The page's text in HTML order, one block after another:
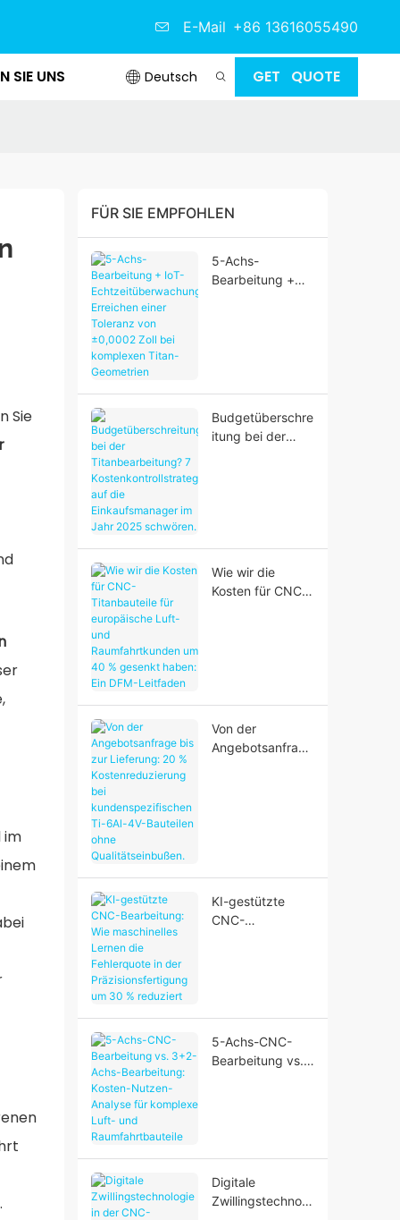
E-Mail +86 13616055490
SIE UNS Deutsch GET QUOTE
Sie
im
FÜR SIE EMPFOHLEN
5-Achs-
Bearbeitung +
bei komplexen
Titan-Geometrien
Budgetüberschre
itung bei der
im Jahr 2025
schwören.
Wie wir die
Kosten für CNC-
gesenkt haben:
Ein DFM-
Leitfaden
Von der
Angebotsanfrage
Bauteilen ohne
Qualitätseinbuße
n.
KI-gestützte
CNC-
ng um 30 %
reduziert
5-Achs-CNC-
Bearbeitung vs.
Raumfahrtbauteil
e
Digitale
Zwillingstechnolo